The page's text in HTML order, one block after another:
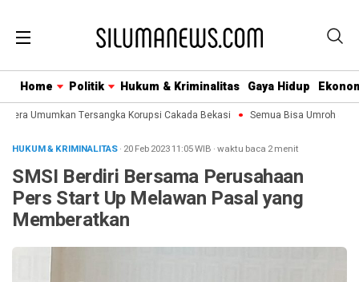
Home Politik Hukum & Kriminalitas Gaya Hidup
Umumkan Tersangka Korupsi Cakada Bekasi Semua Bisa Umroh Jalin
HUKUM & KRIMINALITAS· 20 Feb 202311:05WIB ·waktu baca 2 menit
SMSI Berdiri Bersama Perusahaan
Pers Start Up Melawan Pasal yang
Memberatkan